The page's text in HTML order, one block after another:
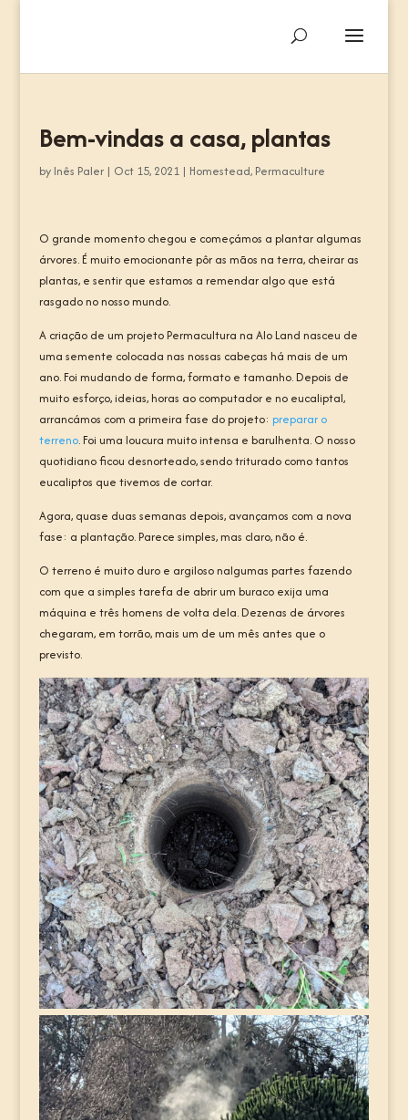
Bem-vindas a casa, plantas
by Inês Paler| Oct 15, 2021| Homestead, Permaculture
O grande momento chegou e começámos a plantar algumas
árvores. É muito emocionante pôr as mãos na terra, cheirar as
plantas, e sentir que estamos a remendar algo que está
rasgado no nosso mundo.
A criação de um projeto Permacultura na Alo Land nasceu de
uma semente colocada nas nossas cabeças há mais de um
ano. Foi mudando de forma, formato e tamanho. Depois de
muito esforço, ideias, horas ao computador e no eucaliptal,
arrancámos com a primeira fase do projeto: preparar o
terreno. Foi uma loucura muito intensa e barulhenta. O nosso
quotidiano ficou desnorteado, sendo triturado como tantos
eucaliptos que tivemos de cortar.
Agora, quase duas semanas depois, avançamos com a nova
fase: a plantação. Parece simples, mas claro, não é.
O terreno é muito duro e argiloso nalgumas partes fazendo
com que a simples tarefa de abrir um buraco exija uma
máquina e três homens de volta dela. Dezenas de árvores
chegaram, em torrão, mais um de um mês antes que o
previsto.